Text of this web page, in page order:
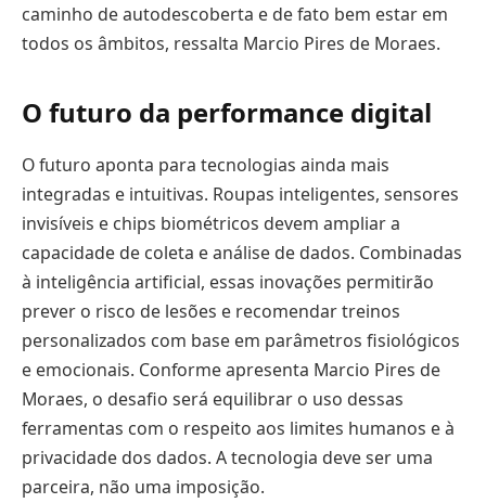
caminho de autodescoberta e de fato bem estar em
todos os âmbitos, ressalta Marcio Pires de Moraes.
O futuro da performance digital
O futuro aponta para tecnologias ainda mais
integradas e intuitivas. Roupas inteligentes, sensores
invisíveis e chips biométricos devem ampliar a
capacidade de coleta e análise de dados. Combinadas
à inteligência artificial, essas inovações permitirão
prever o risco de lesões e recomendar treinos
personalizados com base em parâmetros fisiológicos
e emocionais. Conforme apresenta Marcio Pires de
Moraes, o desafio será equilibrar o uso dessas
ferramentas com o respeito aos limites humanos e à
privacidade dos dados. A tecnologia deve ser uma
parceira, não uma imposição.